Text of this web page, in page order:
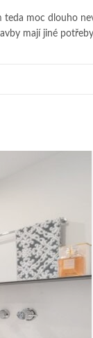
teda moc dlouho
mají jiné